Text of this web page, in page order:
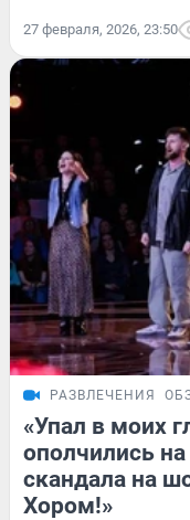
27 февраля, 2026, 23:50
РАЗВЛЕЧЕНИЯ
«Упал в моих
ополчились
скандала на
Хором!»